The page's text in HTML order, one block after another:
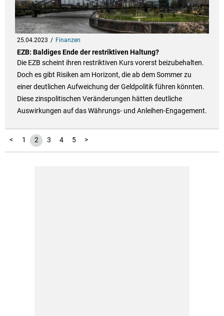
25.04.2023 Finanzen
EZB: Baldiges Ende der restriktiven Haltung?
Die EZB scheint ihren restriktiven Kurs vorerst beizubehalten.
Doch es gibt Risiken am Horizont, die ab dem Sommer zu
einer deutlichen Aufweichung der Geldpolitik führen könnten.
Diese zinspolitischen Veränderungen hätten deutliche
Auswirkungen auf das Währungs- und Anleihen-Engagement.
< 1 2 3 4 5 >